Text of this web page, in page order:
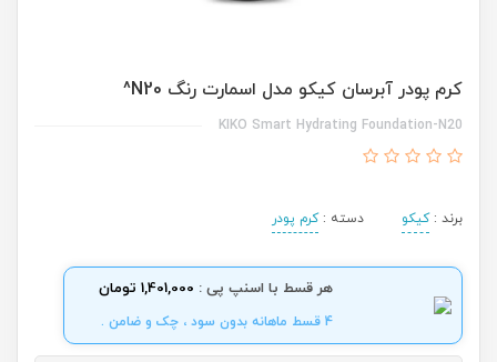
کرم پودر آبرسان کیکو مدل اسمارت رنگ N20^
KIKO Smart Hydrating Foundation-N20
برند :کیکو دسته :کرم پودر
هر قسط با اسنپ پی : 1,401,000 تومان
4 قسط ماهانه بدون سود ، چک و ضامن .